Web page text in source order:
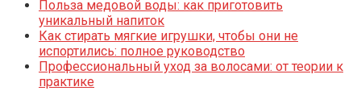
Польза медовой воды: как приготовить
уникальный напиток
Как стирать мягкие игрушки, чтобы они не
испортились: полное руководство
Профессиональный уход за волосами: от теории к
практике